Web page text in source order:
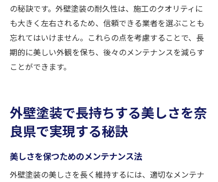
の秘訣です。外壁塗装の耐久性は、施工のクオリティに
も大きく左右されるため、信頼できる業者を選ぶことも
忘れてはいけません。これらの点を考慮することで、長
期的に美しい外観を保ち、後々のメンテナンスを減らす
ことができます。
外壁塗装で長持ちする美しさを奈
良県で実現する秘訣
美しさを保つためのメンテナンス法
外壁塗装の美しさを長く維持するには、適切なメンテナ